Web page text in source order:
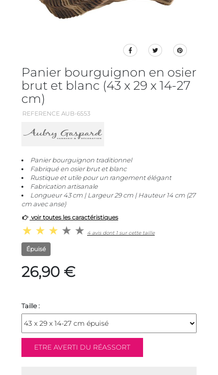
Panier bourguignon en osier
brut et blanc (43 x 29 x 14-27
cm)
REFERENCE AUB-6553
Panier bourguignon traditionnel
Fabriqué en osier brut et blanc
Rustique et utile pour un rangement élégant
Fabrication artisanale
Longueur 43 cm | Largeur 29 cm | Hauteur 14 cm (27
cm avec anse)
voir toutes les caractéristiques
4 avis dont 1 sur cette taille
Épuisé
26,90 €
Taille :